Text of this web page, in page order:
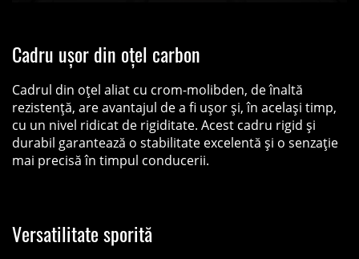
Cadru ușor din oțel carbon
Cadrul din oțel aliat cu crom-molibden, de înaltă
rezistență, are avantajul de a fi ușor și, în același timp,
cu un nivel ridicat de rigiditate. Acest cadru rigid și
durabil garantează o stabilitate excelentă și o senzație
mai precisă în timpul conducerii.
Versatilitate sporită